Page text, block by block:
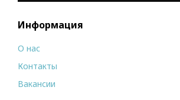
Информация
О нас
Контакты
Вакансии